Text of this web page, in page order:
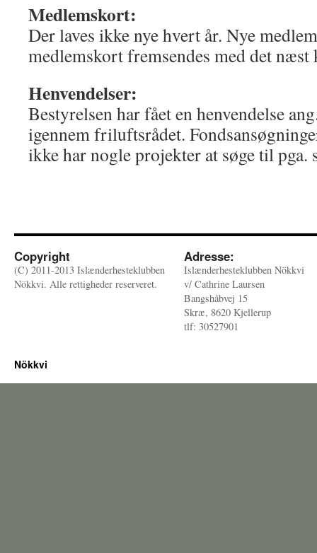
Medlemskort:
Der laves ikke nye hvert år. Nye
medlemskort fremsendes med det
Henvendelser:
Bestyrelsen har fået en henvendelse
igennem friluftsrådet.
ikke har nogle projekter at søge til pga.
Copyright
(C) 2011-2013 Islænderhesteklubben
Nökkvi. Alle rettigheder reserveret.
Adresse:
Islænderhesteklubben Nökkvi
v/ Cathrine Laursen
Bangshåbvej 15
Skræ, 8620 Kjellerup
tlf: 30527901
Nökkvi